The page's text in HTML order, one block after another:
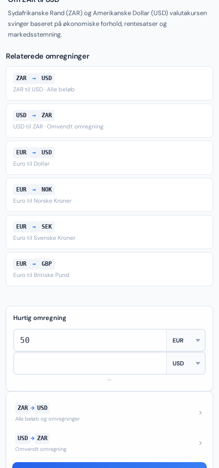
Sydafrikanske Rand (ZAR) og Amerikanske Dollar (USD) valutakursen
svinger baseret på økonomiske forhold, rentesatser og
markedsstemning.
Relaterede omregninger
ZAR → USD
ZAR til USD · Alle beløb
USD → ZAR
USD til ZAR · Omvendt omregning
EUR → USD
Euro til Dollar
EUR → NOK
Euro til Norske Kroner
EUR → SEK
Euro til Svenske Kroner
EUR → GBP
Euro til Britiske Pund
Hurtig omregning
—
ZAR → USD
Alle beløb og omregninger
USD → ZAR
Omvendt omregning